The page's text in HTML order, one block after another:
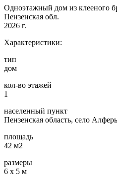
Одноэтажный дом из клееного
Пензенская обл.
2026 г.
Характеристики:
тип
дом
кол-во этажей
1
населенный пункт
Пензенская область, село
площадь
42 м2
размеры
6 х 5 м